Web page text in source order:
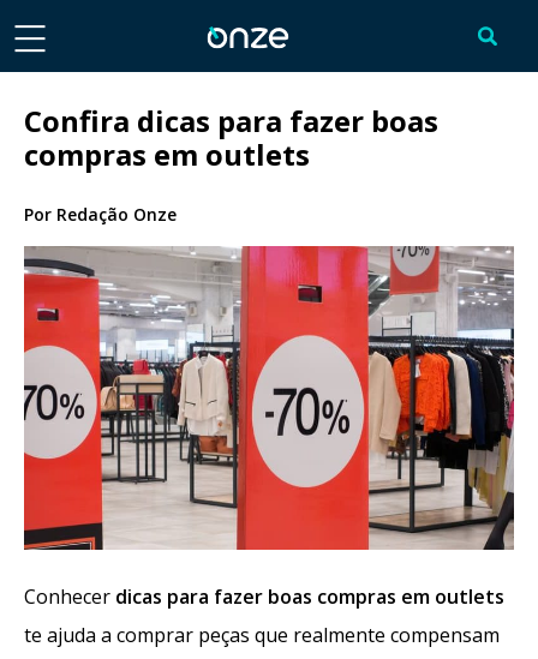
Confira dicas para fazer boas
compras em outlets
Por Redação Onze
Conhecer dicas para fazer boas compras em outlets
te ajuda a comprar peças que realmente compensam